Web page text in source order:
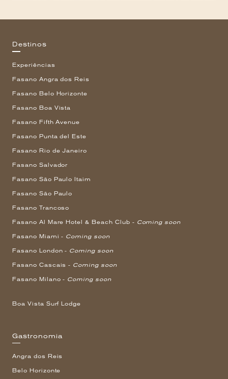
Destinos
Experiências
Fasano Angra dos Reis
Fasano Belo Horizonte
Fasano Boa Vista
Fasano Fifth Avenue
Fasano Punta del Este
Fasano Rio de Janeiro
Fasano Salvador
Fasano São Paulo Itaim
Fasano São Paulo
Fasano Trancoso
Fasano Al Mare Hotel & Beach Club - Coming soon
Fasano Miami - Coming soon
Fasano London - Coming soon
Fasano Cascais - Coming soon
Fasano Milano - Coming soon
Boa Vista Surf Lodge
Gastronomia
Angra dos Reis
Belo Horizonte